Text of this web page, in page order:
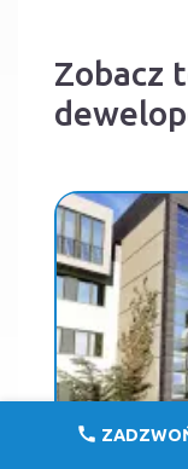
Zobacz
DOM-
call